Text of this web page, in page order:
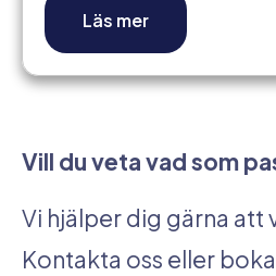
Läs mer
Vill du veta vad som
Vi hjälper dig gärna att
Kontakta oss eller